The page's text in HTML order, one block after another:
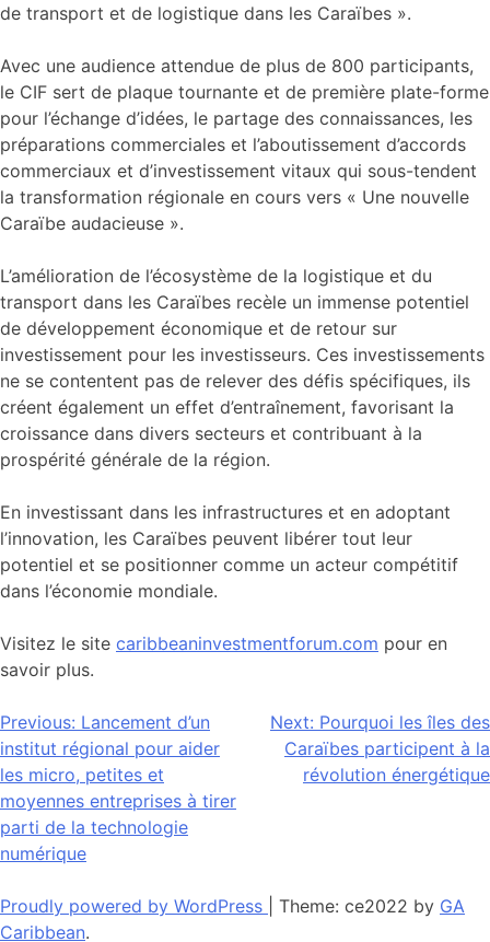
de transport et de logistique dans les Caraïbes ».
Avec une audience attendue de plus de 800 participants,
le CIF sert de plaque tournante et de première plate-forme
pour l’échange d’idées, le partage des connaissances, les
préparations commerciales et l’aboutissement d’accords
commerciaux et d’investissement vitaux qui sous-tendent
la transformation régionale en cours vers « Une nouvelle
Caraïbe audacieuse ».
L’amélioration de l’écosystème de la logistique et du
transport dans les Caraïbes recèle un immense potentiel
de développement économique et de retour sur
investissement pour les investisseurs. Ces investissements
ne se contentent pas de relever des défis spécifiques, ils
créent également un effet d’entraînement, favorisant la
croissance dans divers secteurs et contribuant à la
prospérité générale de la région.
En investissant dans les infrastructures et en adoptant
l’innovation, les Caraïbes peuvent libérer tout leur
potentiel et se positionner comme un acteur compétitif
dans l’économie mondiale.
Visitez le site caribbeaninvestmentforum.com pour en
savoir plus.
Navigation
de
l’article
Previous: Lancement d’un
institut régional pour aider
les micro, petites et
moyennes entreprises à tirer
parti de la technologie
numérique
Next: Pourquoi les îles des
Caraïbes participent à la
révolution énergétique
Proudly powered by WordPress Theme: ce2022 by GA
Caribbean.